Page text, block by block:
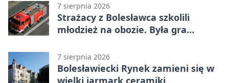
7 sierpnia 2026
Strażacy z Bolesławca szkolili
młodzież na obozie. Była gra
7 sierpnia 2026
Bolesławiecki Rynek zamieni się w
wielki jarmark ceramiki